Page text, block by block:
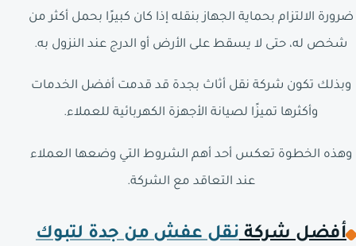
ضرورة الالتزام بحماية الجهاز بنقله إذا كان كبيرًا بحمل أكثر من
شخص له، حتى لا يسقط على الأرض أو الدرج عند النزول به.
وبذلك تكون شركة نقل أثاث بجدة قد قدمت أفضل الخدمات
وأكثرها تميزًا لصيانة الأجهزة الكهربائية للعملاء.
وهذه الخطوة تعكس أحد أهم الشروط التي وضعها العملاء
عند التعاقد مع الشركة.
أفضل شركةنقل عفش من جدة لتبوك